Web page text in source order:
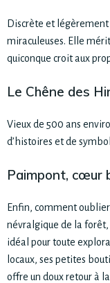
Discrète et légèrement
miraculeuses. Elle
quiconque croit aux
Le Chêne des
Vieux de 500 ans
d’histoires et de
Paimpont, cœur
Enfin, comment
névralgique de la
idéal pour toute
locaux, ses petites
offre un doux retour à